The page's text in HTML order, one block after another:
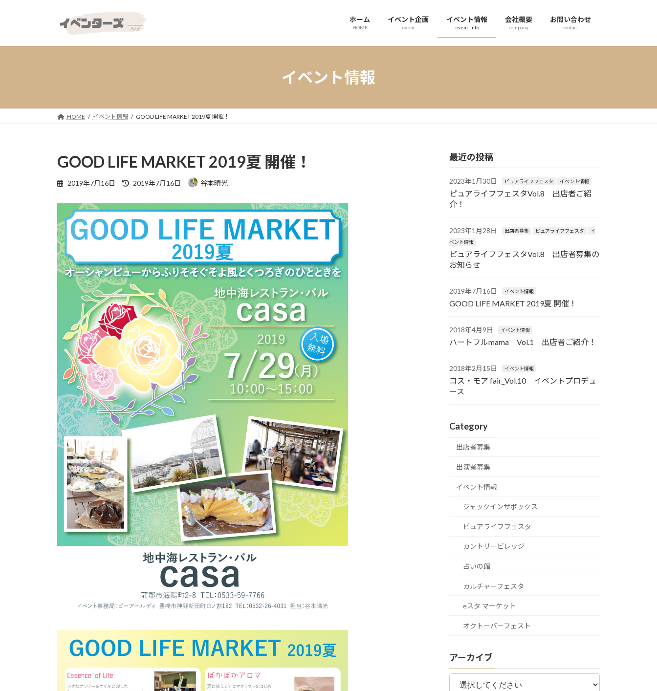
プ
動
ホーム
HOME
イベント企画
event
イベント情報
event_info
会社概要
company
お問い合わせ
contact
イベント情報
HOME イベント情報 GOOD LIFE MARKET 2019夏 開催！
GOOD LIFE MARKET 2019夏 開催！
2019年7月16日
最
新
日
:
2019年7月16日 谷本晴光
最近の投稿
2023年1月30日 ピュアライフフェスタ イベント情報
ピュアライフフェスタVol.8 出店者ご紹
介！
2023年1月28日 出店者募集 ピュアライフフェスタ
イ
ベント情報
ピュアライフフェスタVol.8 出店者募集の
お知らせ
2019年7月16日 イベント情報
GOOD LIFE MARKET 2019夏 開催！
2018年4月9日 イベント情報
ハートフルmama Vol.1 出店者ご紹介！
2018年2月15日 イベント情報
コス・モア fair_Vol.10 イベントプロデュ
ース
Category
出店者募集
出演者募集
イベント情報
ジャックインザボックス
ピュアライフフェスタ
カントリービレッジ
占いの館
カルチャーフェスタ
eスタ マーケット
オクトーバーフェスト
アーカイブ